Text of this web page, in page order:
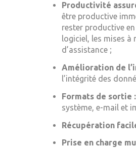
Productivité
être productive
rester productive
logiciel, les mises à
d’assistance ;
Amélioration de
l’intégrité des
Formats de sortie :
système, e-mail et
Récupération
Prise en charge